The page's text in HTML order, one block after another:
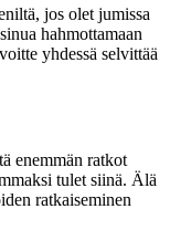
jos olet jumissa
hahmottamaan
yhdessä selvittää
enemmän ratkot
tulet siinä. Älä
ratkaiseminen